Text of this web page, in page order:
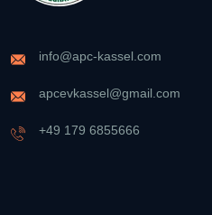
info@apc-kassel.com
apcevkassel@gmail.com
+49 179 6855666